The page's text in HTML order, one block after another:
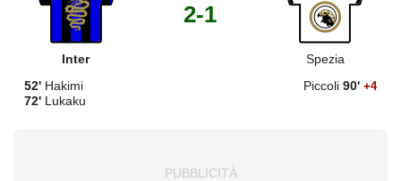
Inter
2-1
Spezia
52' Hakimi
72' Lukaku
Piccoli 90' +4